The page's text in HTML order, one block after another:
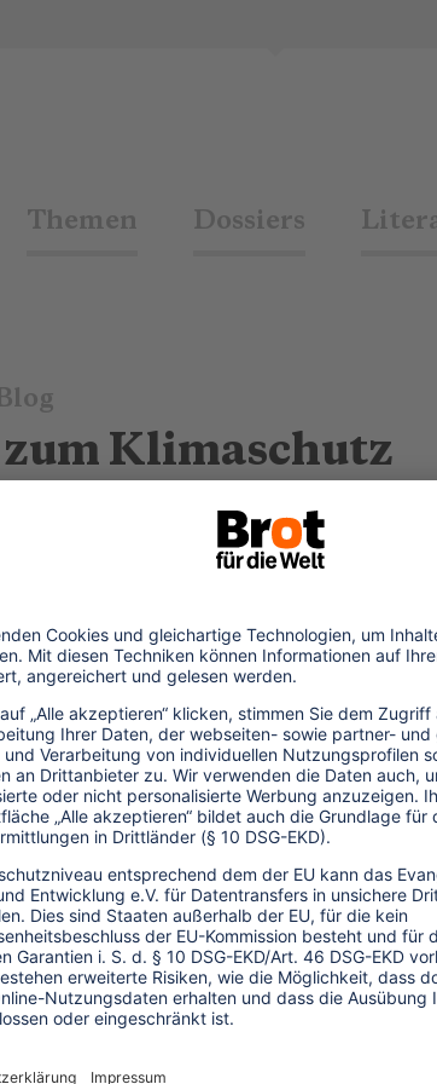
Themen Dossiers
Klimaschutz
hat die "Klimaschutzagentur
Schulklassen und anderen
in ihrem eigenen Lebensumfeld
energiesparendes Bauen, Biogas- und
Mobilität sind nur einige der Themen,
aufbereitet wurden. Viele der
gGmbH, Prinzenstr. 12, 30519
info@klimaschutzagentur.de ;